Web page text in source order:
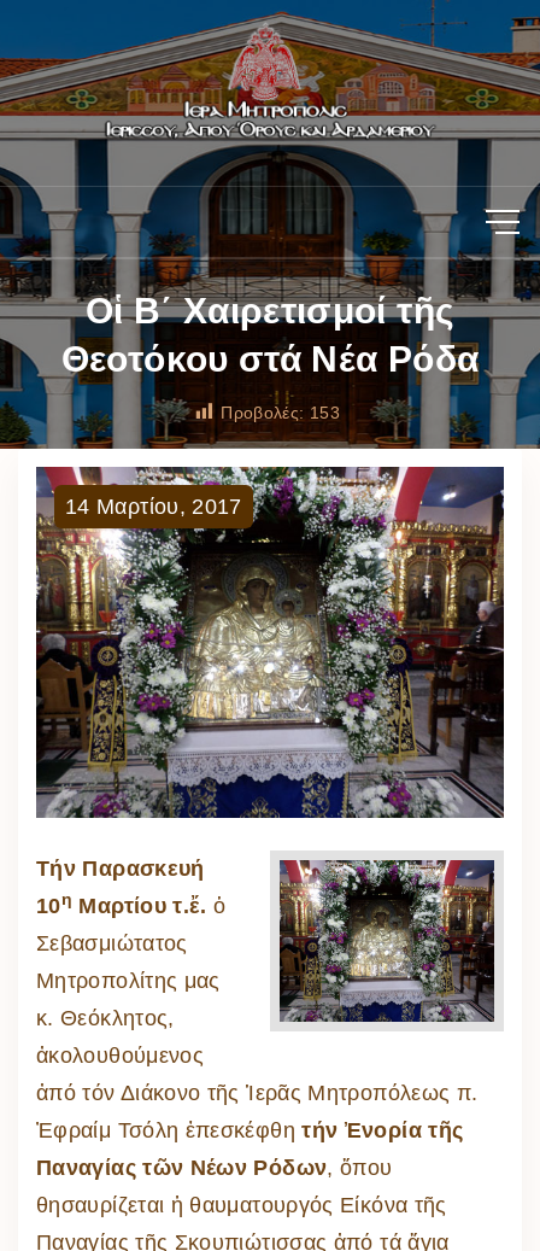
Οἱ Β΄ Χαιρετισμοί τῆς
Θεοτόκου στά Νέα Ρόδα
Προβολές: 153
14 Μαρτίου, 2017
Τήν Παρασκευή
10η Μαρτίου τ.ἔ. ὁ
Σεβασμιώτατος
Μητροπολίτης μας
κ. Θεόκλητος,
ἀκολουθούμενος
ἀπό τόν Διάκονο τῆς Ἱερᾶς Μητροπόλεως π.
Ἐφραίμ Τσόλη ἐπεσκέφθητήν Ἐνορία τῆς
Παναγίας τῶν Νέων Ρόδων, ὅπου
θησαυρίζεται ἡ θαυματουργός Είκόνα τῆς
Παναγίας τῆς Σκουπιώτισσας ἀπό τά ἅγια